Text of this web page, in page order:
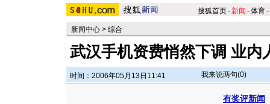
搜狐首页-新闻 -体育-
新闻中心 > 综合
武汉手机资费悄然下调 业内
时间：2006年05月13日11:41 我来说两句(0)
有奖评新闻